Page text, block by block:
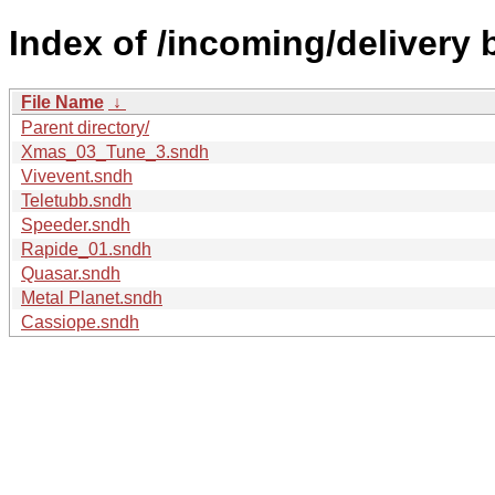
Index of /incoming/delivery
File Name ↓
Parent directory/
Xmas_03_Tune_3.sndh
Vivevent.sndh
Teletubb.sndh
Speeder.sndh
Rapide_01.sndh
Quasar.sndh
Metal Planet.sndh
Cassiope.sndh